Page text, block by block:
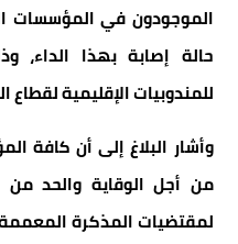
الموجودون في المؤسسات
حالة إصابة بهذا الداء،
للمندوبيات الإقليمية لقطاع
وأشار البلاغ إلى أن كافة
من أجل الوقاية والحد من
لمقتضيات المذكرة